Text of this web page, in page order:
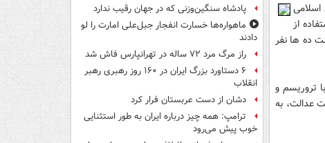
اسلامی
از
ده ها نفر
تروریسم و
عدالت، به
پادشاه سنگین‌وزنی که در جهان رقیب ندارد
ماهواره‌ها خسارت انفجار جبل‌علی امارت را لو
دادند
راز مرگ مرد ۷۲ ساله در تهرانپارس فاش شد
۶ دستاورد بزرگ ایران در ۱۶۰ روز رهبری رهبر
انقلاب
دشان از دست عربستان فرار کرد
ترامپ: همه چیز درباره ایران به طور استثنایی
خوب پیش می‌رود